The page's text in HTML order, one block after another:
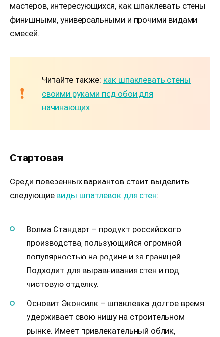
мастеров, интересующихся, как шпаклевать стены
финишными, универсальными и прочими видами
смесей.
Читайте также: как шпаклевать стены
своими руками под обои для
начинающих
Стартовая
Среди поверенных вариантов стоит выделить
следующие виды шпатлевок для стен:
Волма Стандарт – продукт российского
производства, пользующийся огромной
популярностью на родине и за границей.
Подходит для выравнивания стен и под
чистовую отделку.
Основит Эконсилк – шпаклевка долгое время
удерживает свою нишу на строительном
рынке. Имеет привлекательный облик,